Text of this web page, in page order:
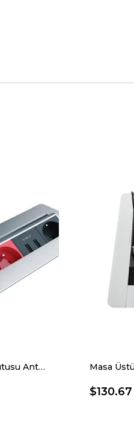
Sole-Line Dönmeli Priz Kutusu Antrasit 10.8500/3 Masa
$130.67